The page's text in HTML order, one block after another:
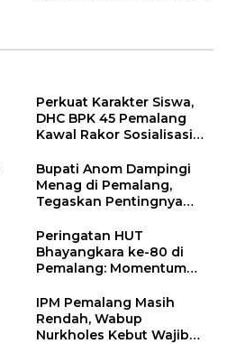
Perkuat Karakter Siswa,
DHC BPK 45 Pemalang
Kawal Rakor Sosialisasi
Petarukan
Bupati Anom Dampingi
Menag di Pemalang,
Tegaskan Pentingnya
Nikah
Peringatan HUT
Bhayangkara ke-80 di
Pemalang: Momentum
Kamtibmas
IPM Pemalang Masih
Rendah, Wabup
Nurkholes Kebut Wajib